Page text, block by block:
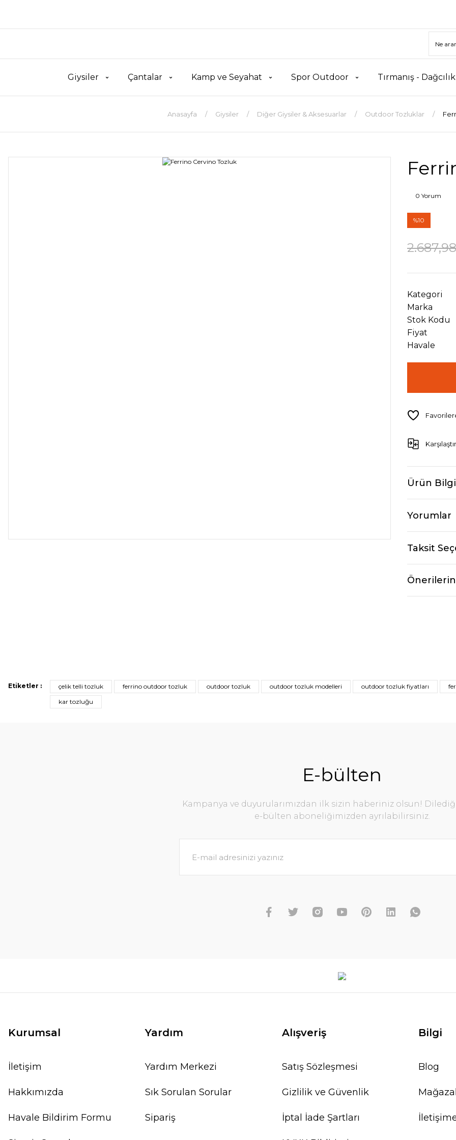
Giysiler Çantalar Kamp ve Seyahat Spor Outdoor Tırmanış -
Anasayfa Giysiler Diğer Giysiler & Aksesuarlar Outdoor Tozluklar
0 Yorum
%10
Kategori
Marka
Stok Kodu
Fiyat
Havale
Karşılaştır
Ürün
Yorumlar
Taksit
Etiketler : çelik telli tozluk ferrino outdoor tozluk outdoor tozluk outdoor tozluk modelleri outdoor tozluk fiyatları
kar tozluğu
E-bülten
Kampanya ve duyurularımızdan ilk sizin haberiniz olsun!
e-bülten aboneliğimizden ayrılabilirsiniz.
Kurumsal
İletişim
Hakkımızda
Havale Bildirim Formu
Yardım
Yardım Merkezi
Sık Sorulan Sorular
Sipariş
Alışveriş
Satış Sözleşmesi
Gizlilik ve Güvenlik
İptal İade Şartları
Bilgi
Blog